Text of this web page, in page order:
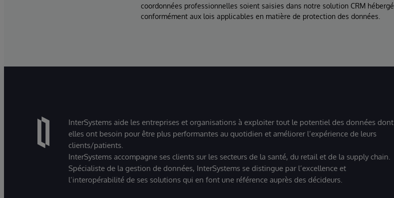
coordonnées professionnelles soient saisies dans notre solution CRM
conformément aux lois applicables en matière de protection des données.
InterSystems aide les entreprises et organisations à exploiter tout le potentiel des données dont
elles ont besoin pour être plus performantes au quotidien et améliorer l’expérience de leurs
clients/patients.
InterSystems accompagne ses clients sur les secteurs de la santé, du retail et de la supply chain.
Spécialiste de la gestion de données, InterSystems se distingue par l’excellence et
l’interopérabilité de ses solutions qui en font une référence auprès des décideurs.